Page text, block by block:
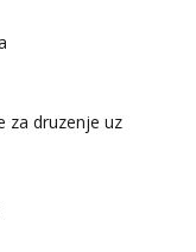
za druzenje uz